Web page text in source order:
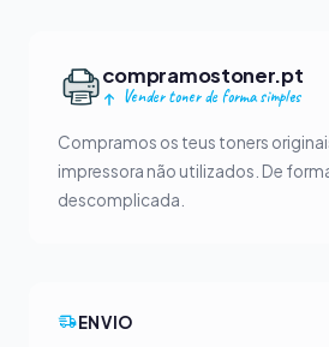
compramostoner.pt
Vender toner de forma simples
Compramos os teus toners
impressora não utilizados. De
descomplicada.
ENVIO